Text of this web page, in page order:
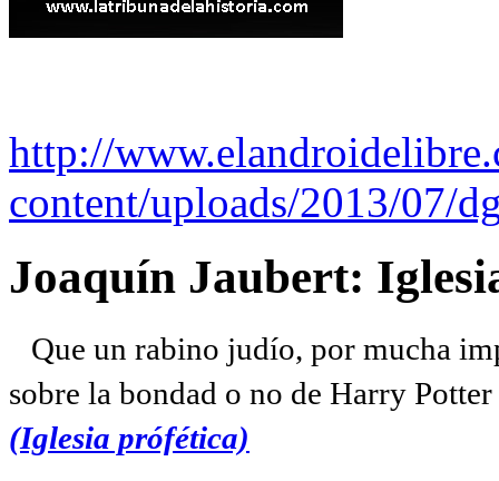
http://
content/uploads/2013/07/
Joaquín Jaubert:
Que un rabino judío, por mucha
sobre la bondad o no de Harry
(Iglesia prófética)